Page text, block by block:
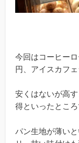
今回はコーヒー
円、アイスカフ
安くはないが高
得といったところ
パン生地が薄い